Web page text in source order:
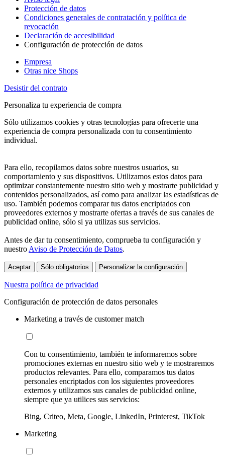
Protección de datos
Condiciones generales de contratación y política de
revocación
Declaración de accesibilidad
Configuración de protección de datos
Empresa
Otras nice Shops
Desistir del contrato
Personaliza tu experiencia de compra
Sólo utilizamos cookies y otras tecnologías para ofrecerte una
experiencia de compra personalizada con tu consentimiento
individual.
Para ello, recopilamos datos sobre nuestros usuarios, su
comportamiento y sus dispositivos. Utilizamos estos datos para
optimizar constantemente nuestro sitio web y mostrarte publicidad y
contenidos personalizados, así como para analizar las estadísticas de
uso. También podemos comparar tus datos encriptados con
proveedores externos y mostrarte ofertas a través de sus canales de
publicidad online, sólo si ya utilizas sus servicios.
Antes de dar tu consentimiento, comprueba tu configuración y
nuestro Aviso de Protección de Datos.
Aceptar Sólo obligatorios Personalizar la configuración
Nuestra política de privacidad
Configuración de protección de datos personales
Marketing a través de customer match
Con tu consentimiento, también te informaremos sobre
promociones externas en nuestro sitio web y te mostraremos
productos relevantes. Para ello, comparamos tus datos
personales encriptados con los siguientes proveedores
externos y utilizamos sus canales de publicidad online,
siempre que ya utilices sus servicios:
Bing, Criteo, Meta, Google, LinkedIn, Printerest, TikTok
Marketing